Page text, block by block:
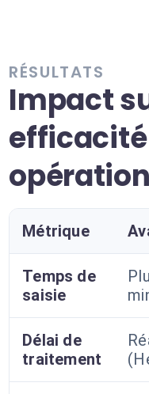
RÉSULTATS
Impact
efficacité
Métrique
Temps de
saisie
Délai de
traitement